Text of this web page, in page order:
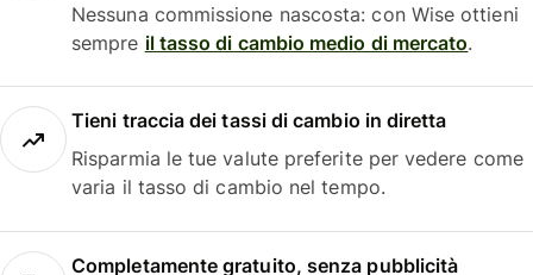
Nessuna commissione nascosta: con Wise ottieni
sempre il tasso di cambio medio di mercato.
Tieni traccia dei tassi di cambio in diretta
Risparmia le tue valute preferite per vedere come
varia il tasso di cambio nel tempo.
Completamente gratuito, senza pubblicità